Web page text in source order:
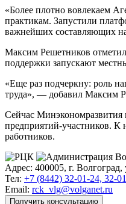
«Более плотно вовлекаем
практикам. Запустили
важнейших составляющих
Максим Решетников
поддержки запускают
«Еще раз подчеркну: роль
труда», — добавил Максим
Сейчас Минэкономразвития
предприятий-участников. К
работников.
Адрес: 400005, г.
Тел: +7 (8442) 32-01-24, 32-
Email: rck_vlg@volganet.ru
Получить консультацию